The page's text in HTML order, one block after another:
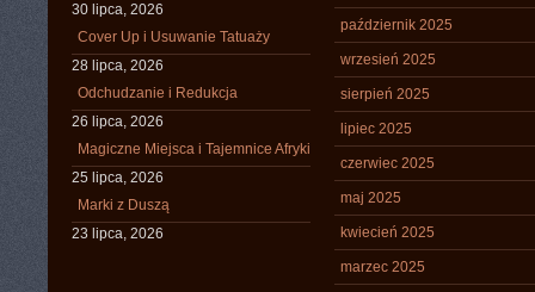
30 lipca, 2026
Cover Up i Usuwanie Tatuaży
28 lipca, 2026
Odchudzanie i Redukcja
26 lipca, 2026
Magiczne Miejsca i Tajemnice Afryki
25 lipca, 2026
Marki z Duszą
23 lipca, 2026
październik 2025
wrzesień 2025
sierpień 2025
lipiec 2025
czerwiec 2025
maj 2025
kwiecień 2025
marzec 2025